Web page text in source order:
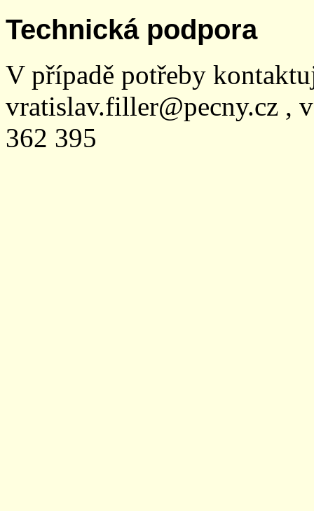
Technická podpora
V případě potřeby
vratislav.filler@pecny.cz ,
362 395